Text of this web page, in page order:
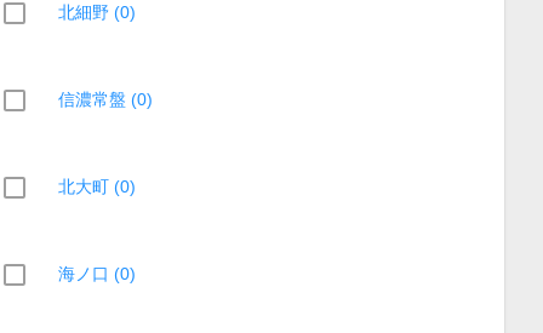
北細野 (0)
信濃常盤 (0)
北大町 (0)
海ノ口 (0)